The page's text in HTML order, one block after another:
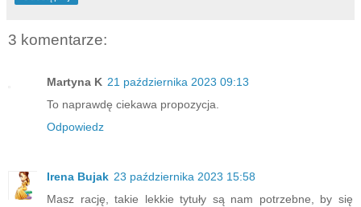
3 komentarze:
Martyna K 21 października 2023 09:13
To naprawdę ciekawa propozycja.
Odpowiedz
Irena Bujak 23 października 2023 15:58
Masz rację, takie lekkie tytuły są nam potrzebne, by się